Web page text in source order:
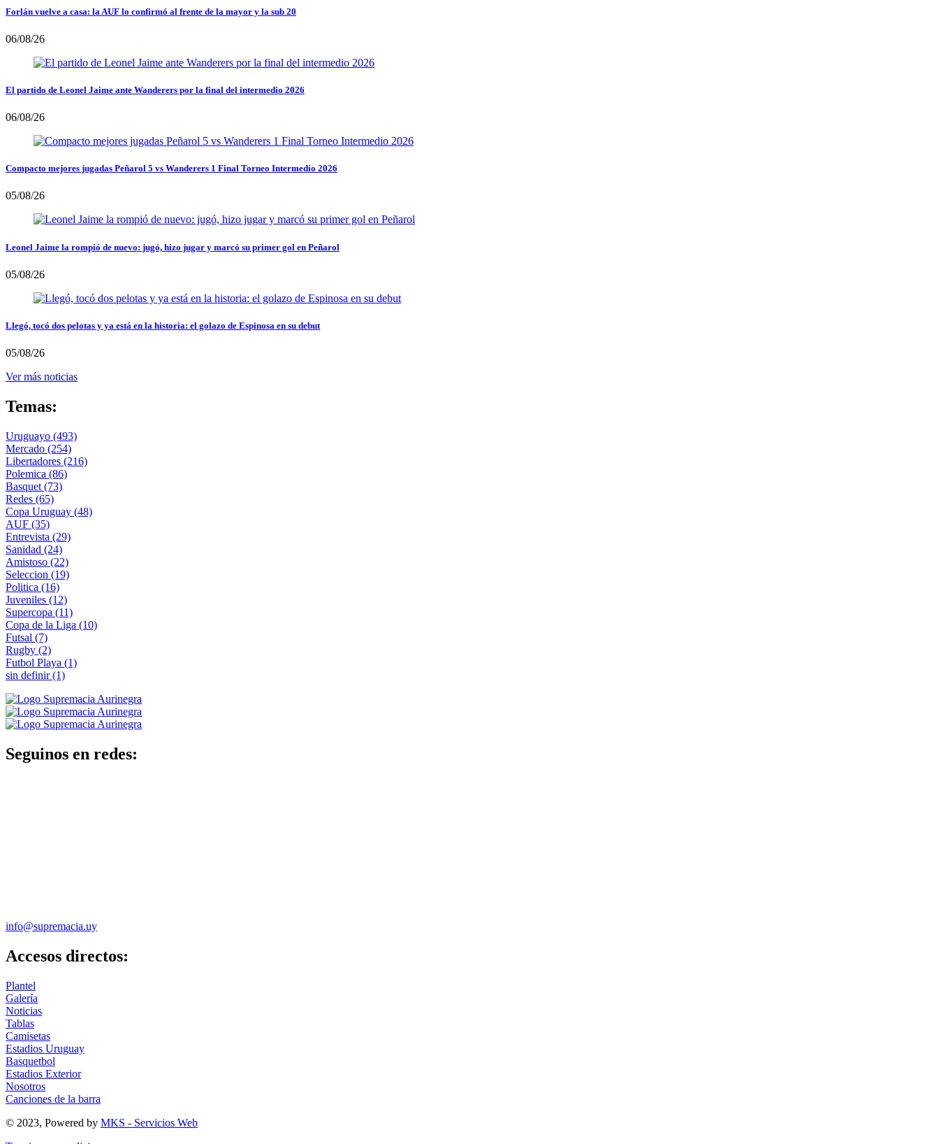
Forlán vuelve a casa: la AUF lo confirmó al frente de la mayor y la sub 20
06/08/26
El partido de Leonel Jaime ante Wanderers por la final del intermedio 2026
06/08/26
Compacto mejores jugadas Peñarol 5 vs Wanderers 1 Final Torneo Intermedio 2026
05/08/26
Leonel Jaime la rompió de nuevo: jugó, hizo jugar y marcó su primer gol en Peñarol
05/08/26
Llegó, tocó dos pelotas y ya está en la historia: el golazo de Espinosa en su debut
05/08/26
Ver más noticias
Temas:
Uruguayo (493)
Mercado (254)
Libertadores (216)
Polemica (86)
Basquet (73)
Redes (65)
Copa Uruguay (48)
AUF (35)
Entrevista (29)
Sanidad (24)
Amistoso (22)
Seleccion (19)
Politica (16)
Juveniles (12)
Supercopa (11)
Copa de la Liga (10)
Futsal (7)
Rugby (2)
Futbol Playa (1)
sin definir(1)
Seguinos en redes:
info@supremacia.uy
Accesos directos:
Plantel
Galería
Noticias
Tablas
Camisetas
Estadios Uruguay
Basquetbol
Estadios Exterior
Nosotros
Canciones de la barra
© 2023, Powered by MKS - Servicios Web